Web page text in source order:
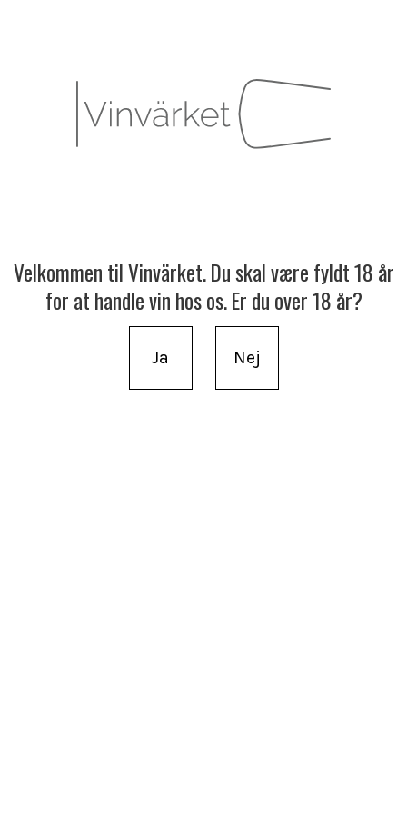
Velkommen til Vinvärket. Du skal være fyldt 18 år
for at handle vin hos os. Er du over 18 år?
Ja Nej